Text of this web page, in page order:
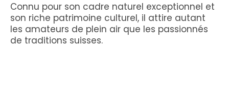
Connu pour son cadre naturel exceptionnel et
son riche patrimoine culturel, il attire autant
les amateurs de plein air que les passionnés
de traditions suisses.